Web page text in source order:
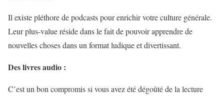
Il existe pléthore de podcasts pour enrichir votre culture générale.
Leur plus-value réside dans le fait de pouvoir apprendre de
nouvelles choses dans un format ludique et divertissant.
Des livres audio :
C’est un bon compromis si vous avez été dégoûté de la lecture